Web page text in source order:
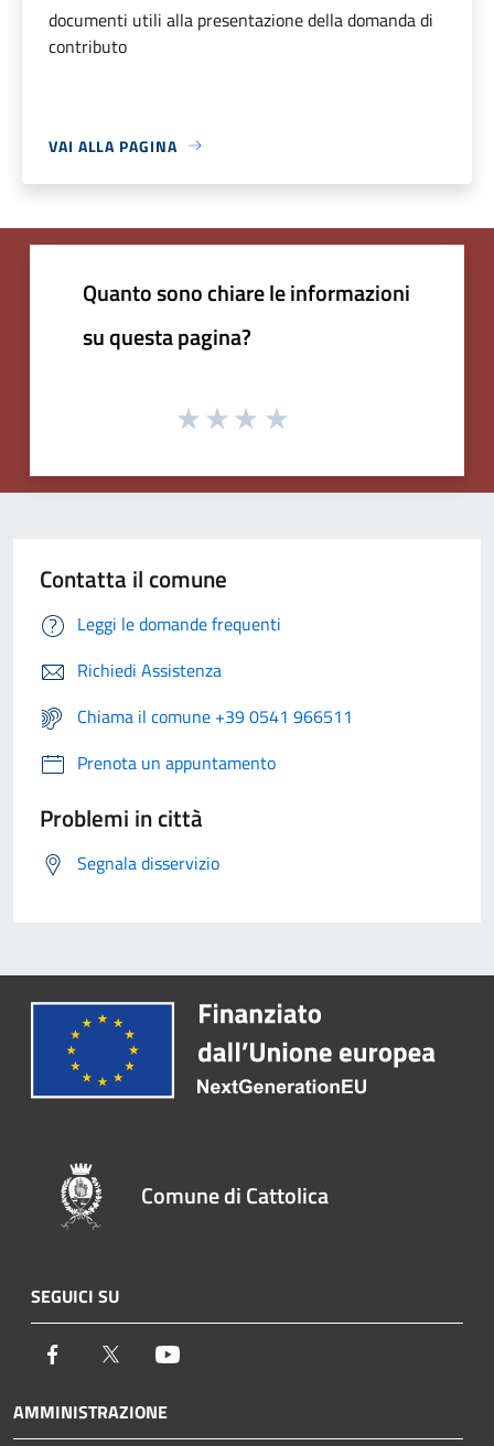
documenti utili alla presentazione della domanda di
contributo
VAI ALLA PAGINA
Quanto sono chiare le informazioni
su questa pagina?
Contatta il comune
Leggi le domande frequenti
Richiedi Assistenza
Chiama il comune +39 0541 966511
Prenota un appuntamento
Problemi in città
Segnala disservizio
Comune di Cattolica
SEGUICI SU
Facebook Twitter
AMMINISTRAZIONE